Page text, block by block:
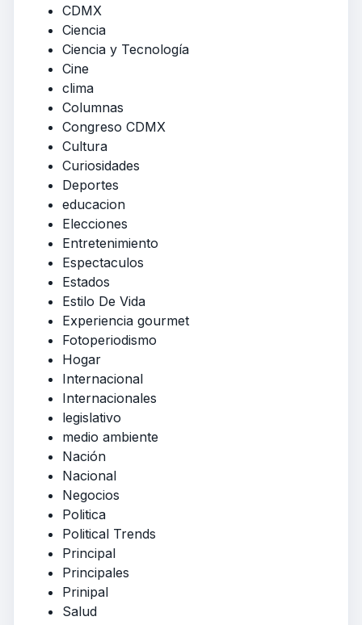
CDMX
Ciencia
Ciencia y Tecnología
Cine
clima
Columnas
Congreso CDMX
Cultura
Curiosidades
Deportes
educacion
Elecciones
Entretenimiento
Espectaculos
Estados
Estilo De Vida
Experiencia gourmet
Fotoperiodismo
Hogar
Internacional
Internacionales
legislativo
medio ambiente
Nación
Nacional
Negocios
Politica
Political Trends
Principal
Principales
Prinipal
Salud